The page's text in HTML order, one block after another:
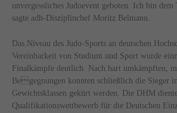
unvergessliches Judoevent geboten. Ich bin dem
sagte adh-Disziplinchef Moritz Belmann.
Das Niveau des Judo-Sports an deutschen
Vereinbarkeit von Studium und Sport wurde
Finalkämpfe deutlich. Nach hart umkämpften,
Begegnungen konnten schließlich die Sieger
Gewichtsklassen gekürt werden. Die DHM
Qualifikationswettbewerb für die Deutschen